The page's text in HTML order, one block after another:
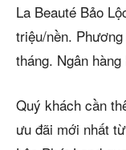
La Beauté Bảo
triệu/nền.
tháng. Ngân
Quý khách cần
ưu đãi mới nhất